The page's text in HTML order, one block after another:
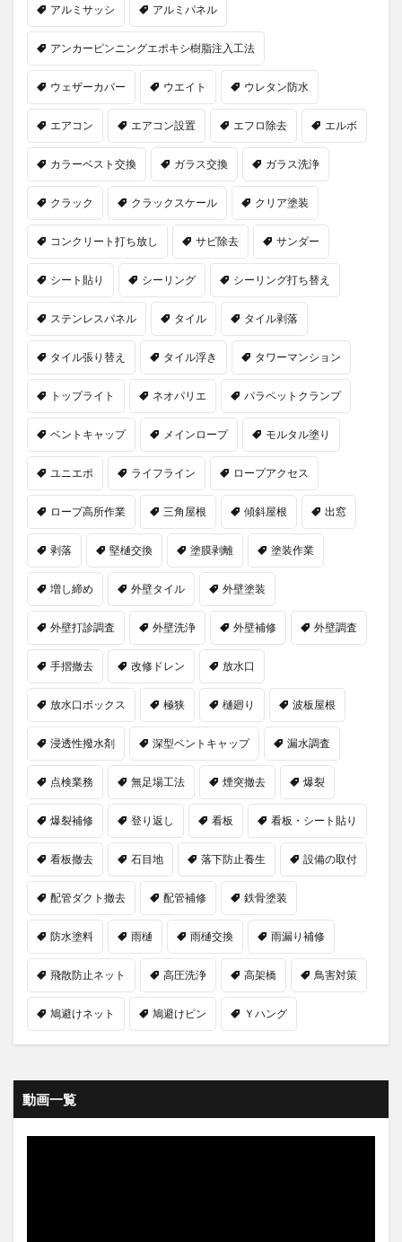
アルミサッシ アルミパネル
アンカーピンニングエポキシ樹脂注入工法
ウェザーカバー ウエイト ウレタン防水
エアコン エアコン設置 エフロ除去 エルボ
カラーベスト交換 ガラス交換 ガラス洗浄
クラック クラックスケール クリア塗装
コンクリート打ち放し サビ除去 サンダー
シート貼り シーリング シーリング打ち替え
ステンレスパネル タイル タイル剥落
タイル張り替え タイル浮き タワーマンション
トップライト ネオパリエ パラペットクランプ
ベントキャップ メインロープ モルタル塗り
ユニエポ ライフライン ロープアクセス
ロープ高所作業 三角屋根 傾斜屋根 出窓
剥落 堅樋交換 塗膜剥離 塗装作業
増し締め 外壁タイル 外壁塗装
外壁打診調査 外壁洗浄 外壁補修 外壁調査
手摺撤去 改修ドレン 放水口
放水口ボックス 極狭 樋廻り 波板屋根
浸透性撥水剤 深型ベントキャップ 漏水調査
点検業務 無足場工法 煙突撤去 爆裂
爆裂補修 登り返し 看板 看板・シート貼り
看板撤去 石目地 落下防止養生 設備の取付
配管ダクト撤去 配管補修 鉄骨塗装
防水塗料 雨樋 雨樋交換 雨漏り補修
飛散防止ネット 高圧洗浄 高架橋 鳥害対策
鳩避けネット 鳩避けピン Ｙハング
動画一覧
動